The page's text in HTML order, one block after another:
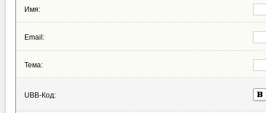
Имя:
Email:
Тема:
UBB-Код: